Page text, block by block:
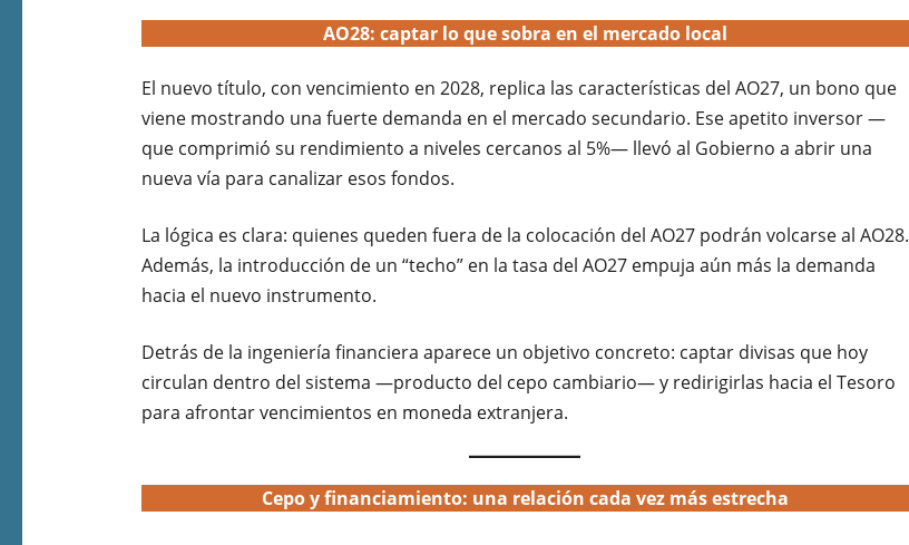
AO28: captar lo que sobra en el mercado local
El nuevo título, con vencimiento en 2028, replica las características del AO27, un bono que
viene mostrando una fuerte demanda en el mercado secundario. Ese apetito inversor —
que comprimió su rendimiento a niveles cercanos al 5%— llevó al Gobierno a abrir una
nueva vía para canalizar esos fondos.
La lógica es clara: quienes queden fuera de la colocación del AO27 podrán volcarse al AO28.
Además, la introducción de un “techo” en la tasa del AO27 empuja aún más la demanda
hacia el nuevo instrumento.
Detrás de la ingeniería financiera aparece un objetivo concreto: captar divisas que hoy
circulan dentro del sistema —producto del cepo cambiario— y redirigirlas hacia el Tesoro
para afrontar vencimientos en moneda extranjera.
Cepo y financiamiento: una relación cada vez más estrecha